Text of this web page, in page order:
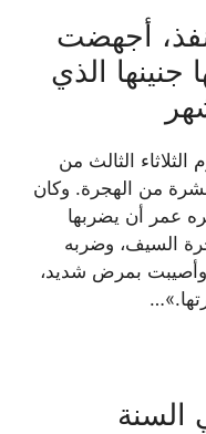
أجهضت
جنينها الذي
الثلاثاء الثالث من
من الهجرة. وكان
عمر أن يضربها
السيف، وضربه
بمرض شديد،
السنة